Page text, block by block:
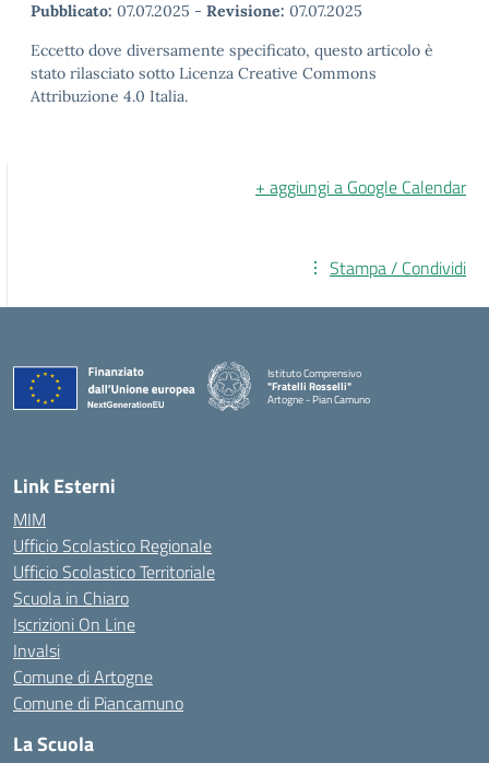
Pubblicato: 07.07.2025 - Revisione: 07.07.2025
Eccetto dove diversamente specificato, questo articolo è
stato rilasciato sotto Licenza Creative Commons
Attribuzione 4.0 Italia.
+ aggiungi a Google Calendar
Stampa / Condividi
Istituto Comprensivo
"Fratelli Rosselli"
Artogne - Pian Camuno
— Visita la pagina iniziale della scuola
Link Esterni
MIM
Ufficio Scolastico Regionale
Ufficio Scolastico Territoriale
Scuola in Chiaro
Iscrizioni On Line
Invalsi
Comune di Artogne
Comune di Piancamuno
La Scuola